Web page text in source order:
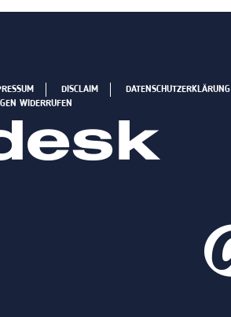
DISCLAIM DATENSCHUTZERKLÄRUNG
WIDERRUFEN